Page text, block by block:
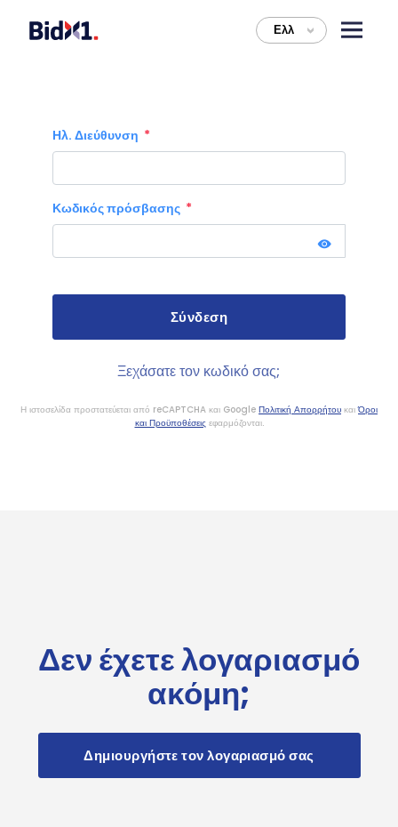
Ελλ >
Δεν έχετε λογαριασμό
ακόμη;
Δημιουργήστε τον λογαριασμό σας
Ηλ. Διεύθυνση
Κωδικός πρόσβασης
Ξεχάσατε τον κωδικό σας;
Η ιστοσελίδα προστατεύεται από reCAPTCHA και Google Πολιτική Απορρήτου καιΌροι
και Προϋποθέσειςεφαρμόζονται.